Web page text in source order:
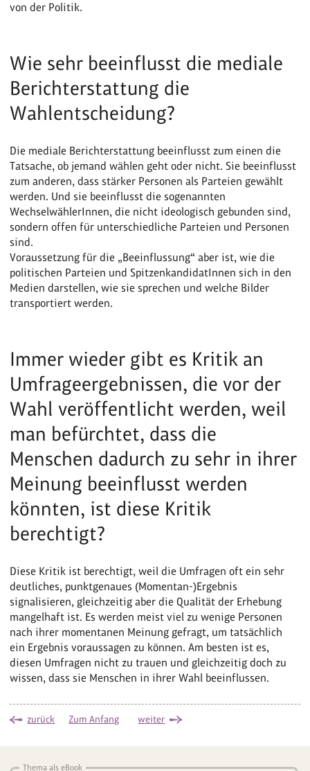
von der Politik.
Wie sehr beeinflusst die mediale
Berichterstattung die
Wahlentscheidung?
Die mediale Berichterstattung beeinflusst zum einen die
Tatsache, ob jemand wählen geht oder nicht. Sie beeinflusst
zum anderen, dass stärker Personen als Parteien gewählt
werden. Und sie beeinflusst die sogenannten
WechselwählerInnen, die nicht ideologisch gebunden sind,
sondern offen für unterschiedliche Parteien und Personen
sind.
Voraussetzung für die „Beeinflussung“ aber ist, wie die
politischen Parteien und SpitzenkandidatInnen sich in den
Medien darstellen, wie sie sprechen und welche Bilder
transportiert werden.
Immer wieder gibt es Kritik an
Umfrageergebnissen, die vor der
Wahl veröffentlicht werden, weil
man befürchtet, dass die
Menschen dadurch zu sehr in ihrer
Meinung beeinflusst werden
könnten, ist diese Kritik
berechtigt?
Diese Kritik ist berechtigt, weil die Umfragen oft ein sehr
deutliches, punktgenaues (Momentan-)Ergebnis
signalisieren, gleichzeitig aber die Qualität der Erhebung
mangelhaft ist. Es werden meist viel zu wenige Personen
nach ihrer momentanen Meinung gefragt, um tatsächlich
ein Ergebnis voraussagen zu können. Am besten ist es,
diesen Umfragen nicht zu trauen und gleichzeitig doch zu
wissen, dass sie Menschen in ihrer Wahl beeinflussen.
zurück Zum Anfang weiter
Thema als eBook